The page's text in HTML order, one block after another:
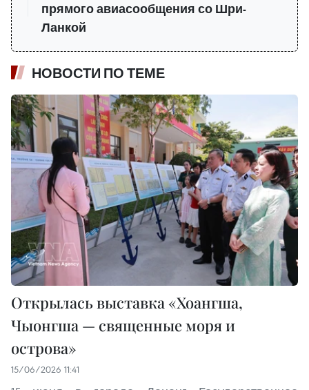
прямого авиасообщения со Шри-
Ланкой
НОВОСТИ ПО ТЕМЕ
Открылась выставка «Хоангша,
Чыонгша — священные моря и
острова»
15/06/2026 11:41